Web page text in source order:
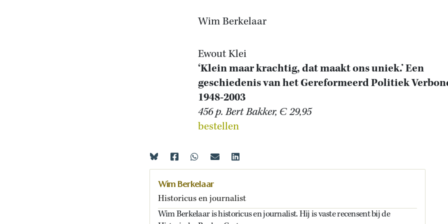
Wim Berkelaar
Ewout Klei
‘Klein maar krachtig, dat maakt ons uniek.’ Een
geschiedenis van het Gereformeerd Politiek
1948-2003
456 p. Bert Bakker, Є 29,95
bestellen
Wim Berkelaar
Historicus en journalist
Wim Berkelaar is historicus en journalist. Hij is vaste recensent bij de